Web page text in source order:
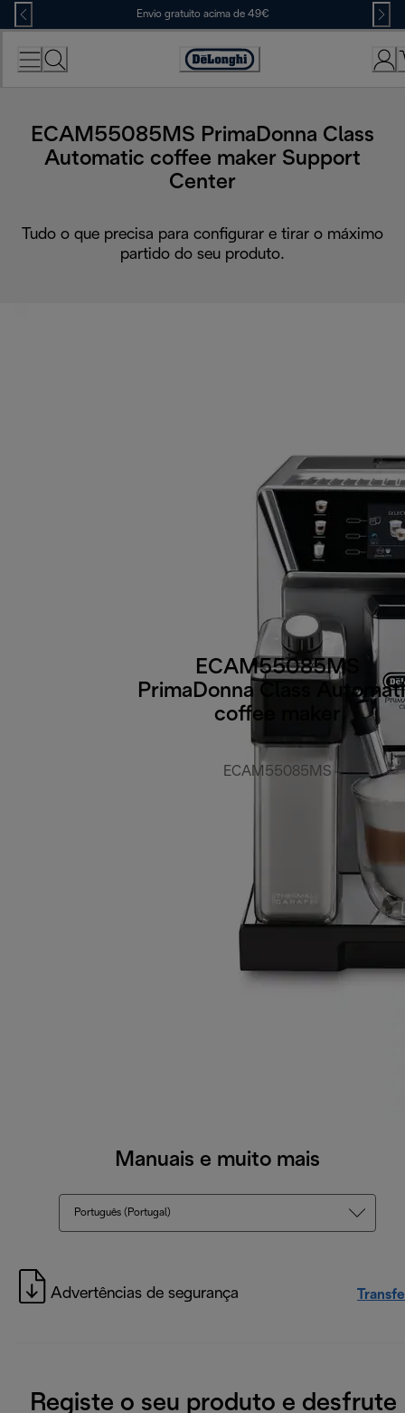
Skip
to
Content
Envio gratuito acima de 49€
Accessibility
ECAM55085MS PrimaDonna Class
Automatic coffee maker Support
Center
Tudo o que precisa para configurar e tirar o máximo
partido do seu produto.
ECAM55085MS
PrimaDonna Class
coffee maker
ECAM55085MS
Manuais e muito mais
Português (Portugal)
Advertências de segurança
Registe o seu produto e desfrute